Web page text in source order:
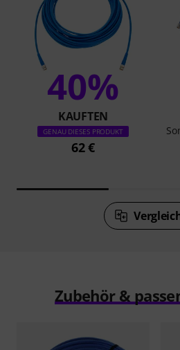
40%
KAUFTEN
GENAU DIESES PRODUKT
62 €
Zubehör &